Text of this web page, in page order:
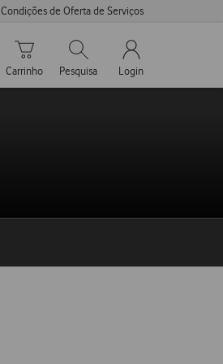
Condições de Oferta de Serviços
Carrinho de compras
Carrinho
Pesquisar
Pesquisa
My Vodafone
Login